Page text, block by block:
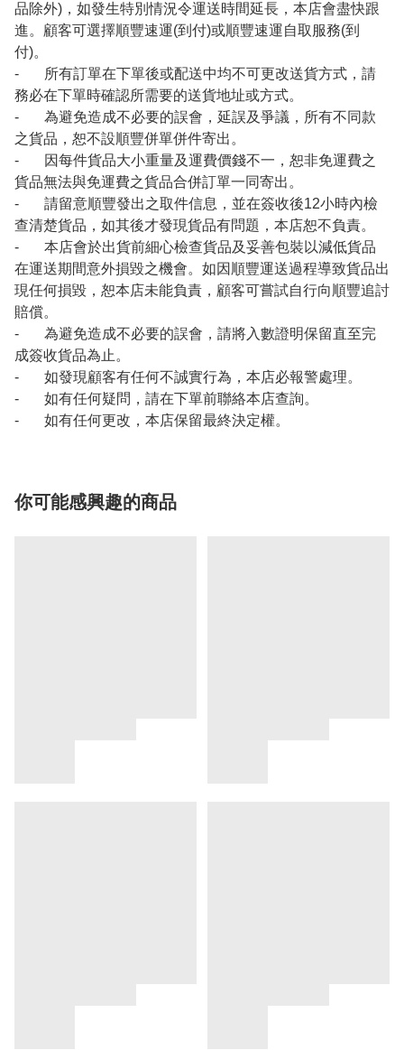
品除外)，如發生特別情況令運送時間延長，本店會盡快跟
進。顧客可選擇順豐速運(到付)或順豐速運自取服務(到
付)。
- 所有訂單在下單後或配送中均不可更改送貨方式，請
務必在下單時確認所需要的送貨地址或方式。
- 為避免造成不必要的誤會，延誤及爭議，所有不同款
之貨品，恕不設順豐併單併件寄出。
- 因每件貨品大小重量及運費價錢不一，恕非免運費之
貨品無法與免運費之貨品合併訂單一同寄出。
- 請留意順豐發出之取件信息，並在簽收後12小時內檢
查清楚貨品，如其後才發現貨品有問題，本店恕不負責。
- 本店會於出貨前細心檢查貨品及妥善包裝以減低貨品
在運送期間意外損毀之機會。如因順豐運送過程導致貨品出
現任何損毀，恕本店未能負責，顧客可嘗試自行向順豐追討
賠償。
- 為避免造成不必要的誤會，請將入數證明保留直至完
成簽收貨品為止。
- 如發現顧客有任何不誠實行為，本店必報警處理。
- 如有任何疑問，請在下單前聯絡本店查詢。
- 如有任何更改，本店保留最終決定權。
你可能感興趣的商品